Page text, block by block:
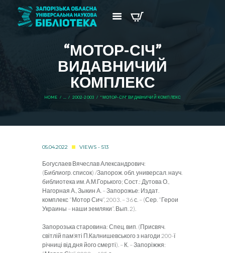
“МОТОР-СІЧ”
ВИДАВНИЧИЙ
КОМПЛЕКС
HOME ... 2002-2003 “МОТОР-СІЧ” ВИДАВНИЧИЙ КОМПЛЕКС
05.04.2022 VIEWS - 513
Богуслаев Вячеслав Александрович:
(Библиогр. список) /Запорож. обл. универсал. науч.
библиотека им. А.М.Горького; Сост.: Дутова О.,
Нагорная А., Зыкин А. – Запорожье: Издат.
комплекс “Мотор Сич”, 2003. – 36 с. – (Сер. “Герои
Украины – наши земляки”. Вып. 2).
Запорозька старовина: Спец. вип. (Присвяч.
світлій пам’яті П.Калнишевського з нагоди 200-ї
річниці від дня його смерті). – К. – Запоріжжя: